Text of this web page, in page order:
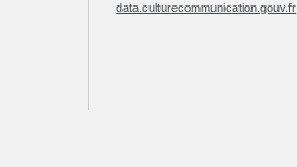
data.culturecommunication.gouv.fr